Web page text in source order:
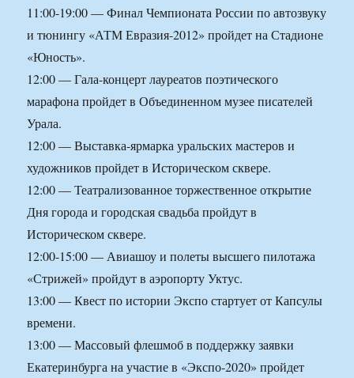
11:00-19:00 — Финал Чемпионата России по автозвуку
и тюнингу «АТМ Евразия-2012» пройдет на Стадионе
«Юность».
12:00 — Гала-концерт лауреатов поэтического
марафона пройдет в Объединенном музее писателей
Урала.
12:00 — Выставка-ярмарка уральских мастеров и
художников пройдет в Историческом сквере.
12:00 — Театрализованное торжественное открытие
Дня города и городская свадьба пройдут в
Историческом сквере.
12:00-15:00 — Авиашоу и полеты высшего пилотажа
«Стрижей» пройдут в аэропорту Уктус.
13:00 — Квест по истории Экспо стартует от Капсулы
времени.
13:00 — Массовый флешмоб в поддержку заявки
Екатеринбурга на участие в «Экспо-2020» пройдет